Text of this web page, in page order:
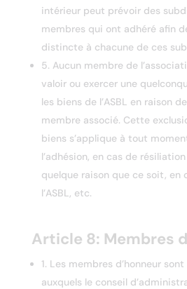
intérieur peut prévoir des
membres qui ont adhéré afin
distincte à chacune de ces
5. Aucun membre de
valoir ou exercer une
les biens de l’ASBL en raison
membre associé. Cette
biens s’applique à tout
l’adhésion, en cas de
quelque raison que ce soit, en
l’ASBL, etc.
Article 8: Membres
1. Les membres d’honneur
auxquels le conseil